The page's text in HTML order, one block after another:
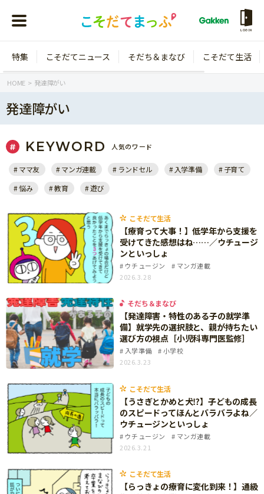
LOGIN
年齢から探す
年中
年長
小学1年生
小学2年生
小学3年生
小学4年生
小学5年生
特集
こそだてニュース
イベント
ニュース
そだち＆まなび
ワーク・ドリル
幼稚園・保育園
小学校
科学・プログラミング
教育・学習
絵本・読み聞かせ
自由研究・工作
読書感想文
本・読書
運動・あそび・ゲーム
こそだて生活
住まい
ファッション・美容
行事・イベント
親子でいっしょに
人間関係
おでかけ
料理
こそだてマンガ
特集 こそだてニュース そだち＆まなび こそだて生活
HOME 発達障がい
発達障がい
KEYWORD 人気のワード
ママ友 マンガ連載 ランドセル 入学準備
子育て
悩み
教育 遊び
こそだて生活
【療育って大事！】低学年から支援を
受けてきた感想はね……／ウチュージ
ンといっしょ
ウチュージン
マンガ連載
2026.3.28
そだち＆まなび
【発達障害・特性のある子の就学準
備】就学先の選択肢と、親が持ちたい
選び方の視点［小児科専門医監修］
入学準備
小学校
2026.3.23
こそだて生活
【うさぎとかめと犬⁉】子どもの成長
のスピードってほんとバラバラよね／
ウチュージンといっしょ
ウチュージン
マンガ連載
2026.3.21
こそだて生活
【らっきょの療育に変化到来！】通級